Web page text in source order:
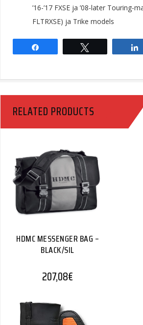
’16-’17 FXSE ja ’08-later Touring-
FLTRXSE) ja Trike models
RELATED PRODUCTS
HDMC MESSENGER BAG –
BLACK/SIL
207,08€